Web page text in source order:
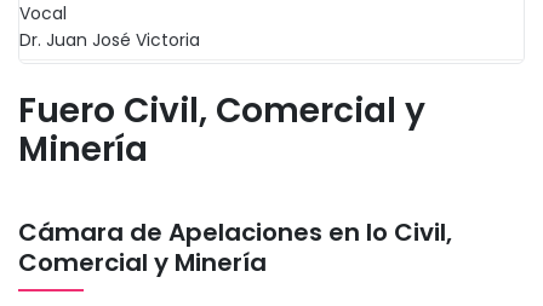
Vocal
Dr. Juan José Victoria
Fuero Civil, Comercial y
Minería
Cámara de Apelaciones en lo Civil,
Comercial y Minería